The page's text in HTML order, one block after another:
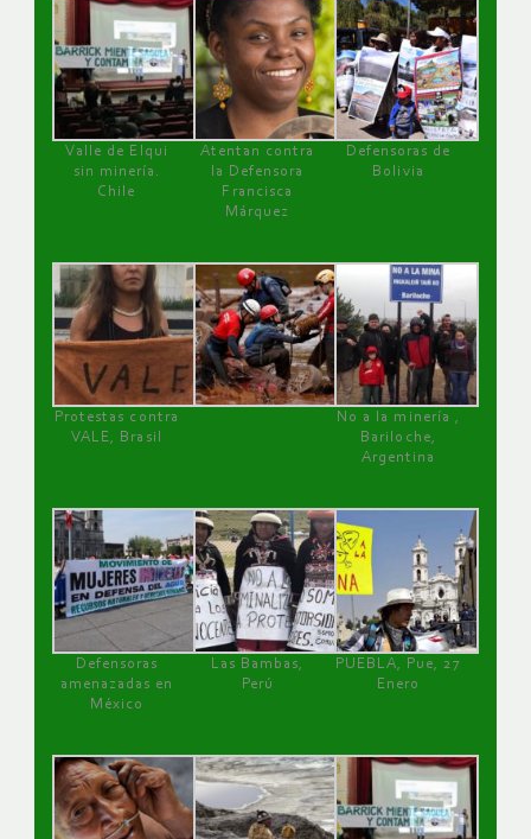
Valle de Elqui
sin minería.
Chile
Atentan contra
la Defensora
Francisca
Márquez
Defensoras de
Bolivia
Protestas contra
VALE, Brasil
No a la minería ,
Bariloche,
Argentina
Defensoras
amenazadas en
México
Las Bambas,
Perú
PUEBLA, Pue, 27
Enero